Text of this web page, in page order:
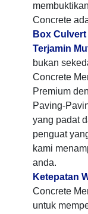
Concrete
Box
Terjamin
bukan
Concrete
Premium
Paving-
yang padat
penguat
kami
anda.
Ketepatan
Concrete
untuk